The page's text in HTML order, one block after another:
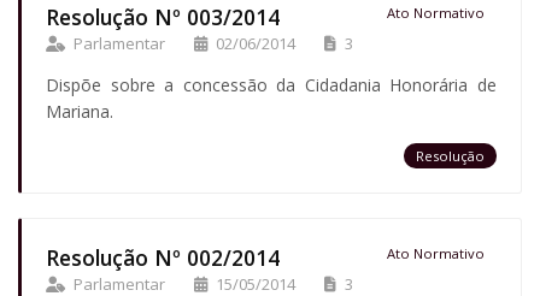
Resolução Nº 003/2014 Ato Normativo
Parlamentar 02/06/2014 3
Dispõe sobre a concessão da Cidadania Honorária de
Mariana.
Resolução
Resolução Nº 002/2014 Ato Normativo
Parlamentar 15/05/2014 3